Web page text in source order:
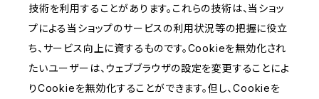
技術を利用することがあります。これらの技術は、当ショッ
プによる当ショップのサービスの利用状況等の把握に役立
ち、サービス向上に資するものです。Cookieを無効化され
たいユーザーは、ウェブブラウザの設定を変更することによ
りCookieを無効化することができます。但し、Cookieを